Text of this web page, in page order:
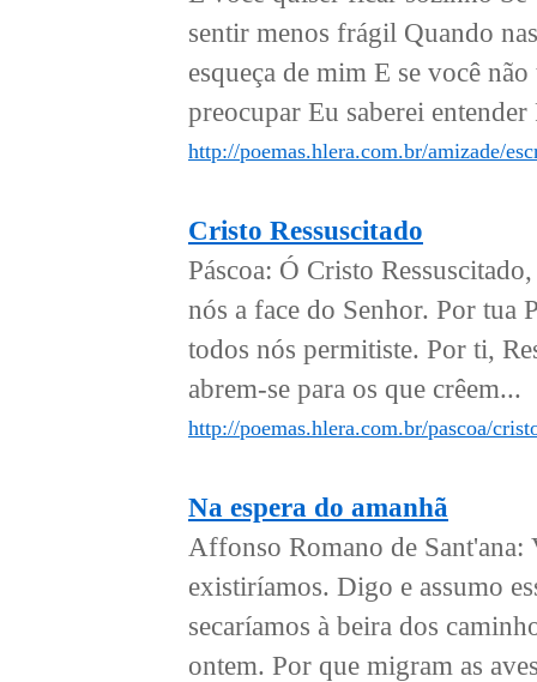
sentir menos frágil Quando
esqueça de mim E se você
preocupar Eu saberei
http://poemas.hlera.com.br/amizade/
Cristo Ressuscitado
Páscoa: Ó Cristo
nós a face do Senhor. Por tua
todos nós permitiste. Por ti,
abrem-se para os que crêem...
http://poemas.hlera.com.br/pascoa/
Na espera do amanhã
Affonso Romano de Sant'ana:
existiríamos. Digo e assumo
secaríamos à beira dos
ontem. Por que migram as